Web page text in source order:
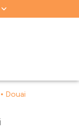
propriétaire
gestion
Douai